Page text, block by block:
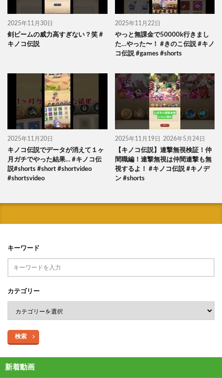
2025年11月30日
剣ビームの威力高すぎない？笑 #
キノコ伝説
2025年11月22日
やっと無課金で50000k行きまし
た…やった〜！ #きのこ伝説 #キノ
コ伝説 #games #shorts
2025年11月20日
キノコ伝説でデータが消えて１ヶ
月ガチでやった結果… #キノコ伝
説#shorts #short #shortvideo
#shortsvideo
2025年11月19日 2026年5月24日
【キノコ伝説】連撃無視検証！仲
間職編！連撃無視は仲間連撃も無
視するよ！ #キノコ伝説 #キノデ
ン #shorts
キーワード
カテゴリー
検索
新着動画